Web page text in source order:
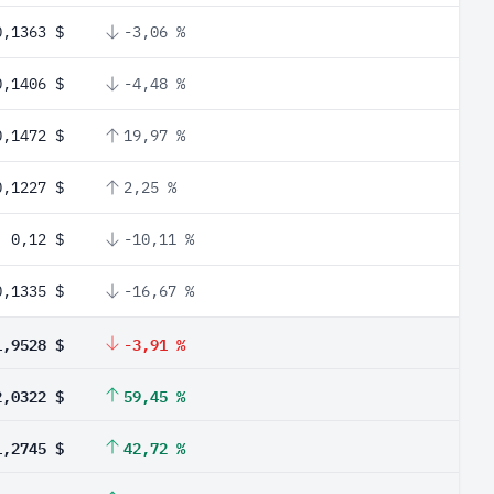
$ -3,06 %
$ -4,48 %
$ 19,97 %
$ 2,25 %
0,12 $ -10,11 %
$ -16,67 %
$ -3,91 %
$ 59,45 %
$ 42,72 %